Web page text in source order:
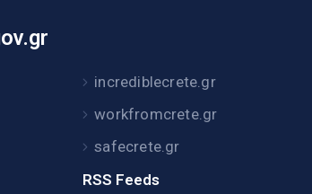
incrediblecrete.gr
workfromcrete.gr
safecrete.gr
RSS Feeds